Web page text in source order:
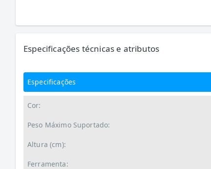
Especificações técnicas e atributos
Especificações
Cor:
Peso Máximo Suportado:
Altura (cm):
Ferramenta: